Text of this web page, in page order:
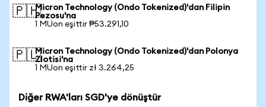
🇵🇭Micron Technology (Ondo Tokenized)'dan Filipin
Pezosu'na
1 MUon eşittir ₱53.291,10
🇵🇱Micron Technology (Ondo Tokenized)'dan Polonya
Zlotisi'na
1 MUon eşittir zł 3.264,25
Diğer RWA'ları SGD'ye dönüştür